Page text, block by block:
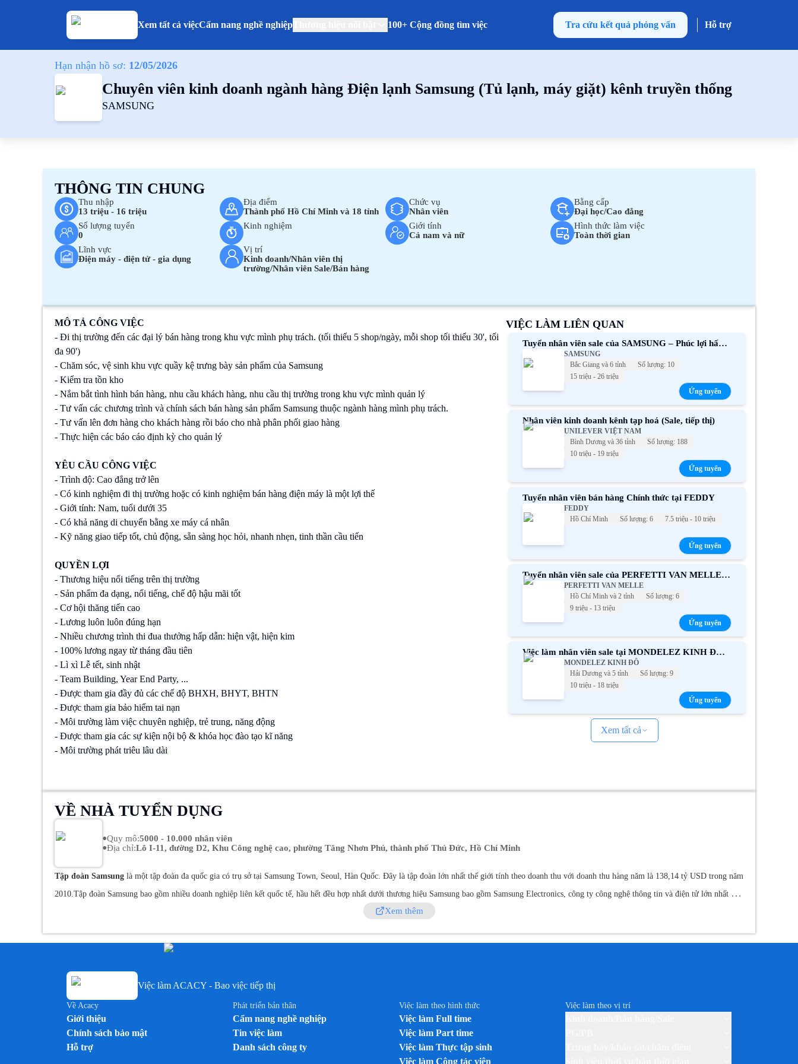
Xem tất cả việcCẩm nang nghề nghiệp 100+ Cộng đồng tìm việc Tra cứu kết quả phỏng vấn Hỗ trợ
Hạn nhận hồ sơ: 12/05/2026
Chuyên viên kinh doanh ngành hàng Điện lạnh Samsung (Tủ lạnh, máy giặt) kênh truyền thống
SAMSUNG
THÔNG TIN CHUNG
Thu nhập
13 triệu - 16 triệu
Địa điểm
Thành phố Hồ Chí Minh và 18 tỉnh
Chức vụ
Nhân viên
Bằng cấp
Đại học/Cao đẳng
Số lượng tuyển
0
Kinh nghiệm
Giới tính
Cả nam và nữ
Hình thức làm việc
Toàn thời gian
Lĩnh vực
Điện máy - điện tử - gia dụng
Vị trí
Kinh doanh/Nhân viên thị
trường/Nhân viên Sale/Bán hàng
MÔ TẢ CÔNG VIỆC
- Đi thị trường đến các đại lý bán hàng trong khu vực mình phụ trách. (tối thiểu 5 shop/ngày, mỗi shop tối thiểu 30', tối
đa 90')
- Chăm sóc, vệ sinh khu vực quầy kệ trưng bày sản phẩm của Samsung
- Kiểm tra tồn kho
- Nắm bắt tình hình bán hàng, nhu cầu khách hàng, nhu cầu thị trường trong khu vực mình quản lý
- Tư vấn các chương trình và chính sách bán hàng sản phẩm Samsung thuộc ngành hàng mình phụ trách.
- Tư vấn lên đơn hàng cho khách hàng rồi báo cho nhà phân phối giao hàng
- Thực hiện các báo cáo định kỳ cho quản lý
YÊU CẦU CÔNG VIỆC
- Trình độ: Cao đẳng trở lên
- Có kinh nghiệm đi thị trường hoặc có kinh nghiệm bán hàng điện máy là một lợi thế
- Giới tính: Nam, tuổi dưới 35
- Có khả năng di chuyển bằng xe máy cá nhân
- Kỹ năng giao tiếp tốt, chủ động, sẵn sàng học hỏi, nhanh nhẹn, tinh thần cầu tiến
QUYỀN LỢI
- Thương hiệu nổi tiếng trên thị trường
- Sản phẩm đa dạng, nổi tiếng, chế độ hậu mãi tốt
- Cơ hội thăng tiến cao
- Lương luôn luôn đúng hạn
- Nhiều chương trình thi đua thưởng hấp dẫn: hiện vật, hiện kim
- 100% lương ngay từ tháng đầu tiên
- Lì xì Lễ tết, sinh nhật
- Team Building, Year End Party, ...
- Được tham gia đầy đủ các chế độ BHXH, BHYT, BHTN
- Được tham gia bảo hiểm tai nạn
- Môi trường làm việc chuyên nghiệp, trẻ trung, năng động
- Được tham gia các sự kiện nội bộ & khóa học đào tạo kĩ năng
- Môi trường phát triêu lâu dài
VIỆC LÀM LIÊN QUAN
Tuyển nhân viên sale của SAMSUNG – Phúc lợi hấp
SAMSUNG
Bắc Giang và 6 tỉnh
Số lượng: 10
15 triệu - 26 triệu
Ứng tuyển
Nhân viên kinh doanh kênh tạp hoá (Sale, tiếp thị)
UNILEVER VIỆT NAM
Bình Dương và 36 tỉnh
Số lượng: 188
10 triệu - 19 triệu
Ứng tuyển
Tuyển nhân viên bán hàng Chính thức tại FEDDY
FEDDY
Hồ Chí Minh
Số lượng: 6 7.5 triệu - 10 triệu
Ứng tuyển
Tuyển nhân viên sale của PERFETTI VAN MELLE –
Phúc lợi hấp dẫnPERFETTI VAN MELLE
Hồ Chí Minh và 2 tỉnh
Số lượng: 6
9 triệu - 13 triệu
Ứng tuyển
Việc làm nhân viên sale tại MONDELEZ KINH ĐÔ
mới nhất
MONDELEZ KINH ĐÔ
Hải Dương và 5 tỉnh
Số lượng: 9
10 triệu - 18 triệu
Ứng tuyển
Xem tất cả
VỀ NHÀ TUYỂN DỤNG
•Quy mô:5000 - 10.000 nhân viên
•Địa chỉ:Lô I-11, đường D2, Khu Công nghệ cao, phường Tăng Nhơn Phú, thành phố Thủ Đức, Hồ Chí Minh
Tập đoàn Samsung là một tập đoàn đa quốc gia có trụ sở tại Samsung Town, Seoul, Hàn Quốc. Đây là tập đoàn lớn nhất thế giới tính theo doanh thu với doanh thu hàng năm là 138,14 tỷ USD trong năm
2010.Tập đoàn Samsung bao gồm nhiều doanh nghiệp liên kết quốc tế, hầu hết đều hợp nhất dưới thương hiệu Samsung bao gồm Samsung Electronics, công ty công nghệ thông tin và điện tử lớn nhất thế
Samsung Electronics là thương hiệu điện tử tiêu dùng phổ biến nhất thế giới kể từ năm 2005 và là thương hiệu Hàn Quốc nổi tiếng nhất thế giới. Công ty sản xuất nhiều sản phẩm điện tử khác nhau,
bán các thiết bị gia dụng như máy giặt, tủ lạnh, điều hòa không khí và máy hút bụi.
Xem thêm
Việc làm ACACY - Bao việc tiếp thị
Về Acacy
Giới thiệu
Chính sách bảo mật
Hỗ trợ
Phát triển bản thân
Cẩm nang nghề nghiệp
Tin việc làm
Danh sách công ty
Việc làm theo hình thức
Việc làm Full time
Việc làm Part time
Việc làm Thực tập sinh
Việc làm Cộng tác viên
Việc làm theo vị trí